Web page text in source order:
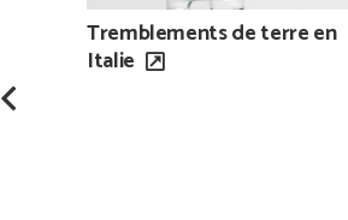
Tremblements de terre en
Italie